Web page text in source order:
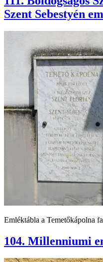
Szent Sebestyén
Emléktábla a Temetőkápolna
104. Millenniumi